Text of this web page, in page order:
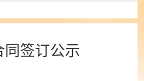
同签订公示